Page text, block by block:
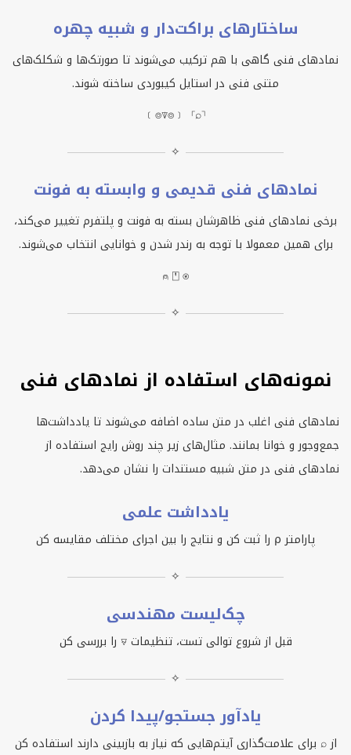
ساختارهای براکت‌دار و شبیه چهره
نمادهای فنی گاهی با هم ترکیب می‌شوند تا صورتک‌ها و شکلک‌های
متنی فنی در استایل کیبوردی ساخته شوند.
﹝⌾⍒⌾﹞ ⌈⌕⌉
✧
نمادهای فنی قدیمی و وابسته به فونت
برخی نمادهای فنی ظاهرشان بسته به فونت و پلتفرم تغییر می‌کند،
برای همین معمولا با توجه به رندر شدن و خوانایی انتخاب می‌شوند.
⍝ ⍞ ⍟
✧
نمونه‌های استفاده از نمادهای فنی
نمادهای فنی اغلب در متن ساده اضافه می‌شوند تا یادداشت‌ها
جمع‌وجور و خوانا بمانند. مثال‌های زیر چند روش رایج استفاده از
نمادهای فنی در متن شبیه مستندات را نشان می‌دهد.
یادداشت علمی
پارامتر ⍴ را ثبت کن و نتایج را بین اجرای مختلف مقایسه کن
✧
چک‌لیست مهندسی
قبل از شروع توالی تست، تنظیمات ⍫ را بررسی کن
✧
یادآور جستجو/پیدا کردن
از ⌕ برای علامت‌گذاری آیتم‌هایی که نیاز به بازبینی دارند استفاده کن